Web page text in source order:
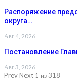
Распоряжение
округа…
Авг 4, 2026
Постановление
Авг 3, 2026
PrevNext 1 из 318